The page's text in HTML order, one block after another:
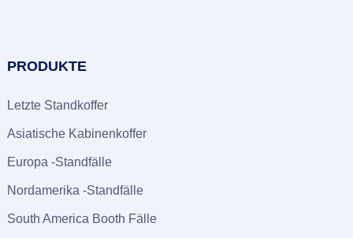
PRODUKTE
Letzte Standkoffer
Asiatische Kabinenkoffer
Europa -Standfälle
Nordamerika -Standfälle
South America Booth Fälle